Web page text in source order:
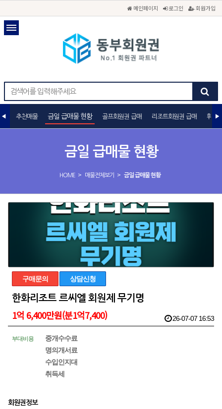
메인페이지 로그인 회원가입
금일 급매물 현황
HOME > 매물전체보기 > 금일 급매물 현황
추천매물 금일 급매물 현황 골프회원권 급매 리조트회원권 급매 휘트
구매문의 상담신청
한화리조트 르씨엘 회원제 무기명
1억 6,400만원(분1억7,400)
부대비용
중개수수료
명의개서료
수입인지대
취득세
26-07-07 16:53
회원권정보